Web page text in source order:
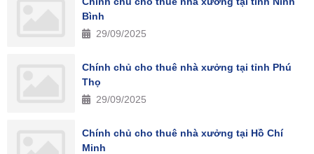
Bình
29/09/2025
Chính chủ cho thuê nhà xưởng tại tỉnh Phú
Thọ
29/09/2025
Chính chủ cho thuê nhà xưởng tại Hồ Chí
Minh